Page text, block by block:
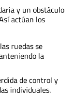
y un obstáculo
actúan los
ruedas se
la
de control y
individuales.